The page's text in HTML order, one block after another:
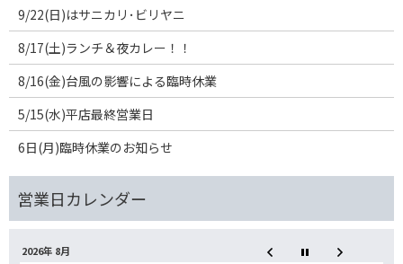
9/22(日)はサニカリ･ビリヤニ
8/17(土)ランチ＆夜カレー！！
8/16(金)台風の影響による臨時休業
5/15(水)平店最終営業日
6日(月)臨時休業のお知らせ
2026年 8月